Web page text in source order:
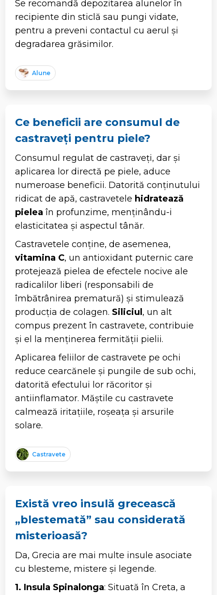
Se recomandă depozitarea alunelor în
recipiente din sticlă sau pungi vidate,
pentru a preveni contactul cu aerul și
degradarea grăsimilor.
Alune
Ce beneficii are consumul de
castraveți pentru piele?
Consumul regulat de castraveți, dar și
aplicarea lor directă pe piele, aduce
numeroase beneficii. Datorită conținutului
ridicat de apă, castravetele hidratează
pielea în profunzime, menținându-i
elasticitatea și aspectul tânăr.
Castravetele conține, de asemenea,
vitamina C, un antioxidant puternic care
protejează pielea de efectele nocive ale
radicalilor liberi (responsabili de
îmbătrânirea prematură) și stimulează
producția de colagen. Siliciul , un alt
compus prezent în castravete, contribuie
și el la menținerea fermității pielii.
Aplicarea feliilor de castravete pe ochi
reduce cearcănele și pungile de sub ochi,
datorită efectului lor răcoritor și
antiinflamator. Măștile cu castravete
calmează iritațiile, roșeața și arsurile
solare.
Castravete
Există vreo insulă grecească
„blestemată” sau considerată
misterioasă?
Da, Grecia are mai multe insule asociate
cu blesteme, mistere și legende.
1. Insula Spinalonga: Situată în Creta, a